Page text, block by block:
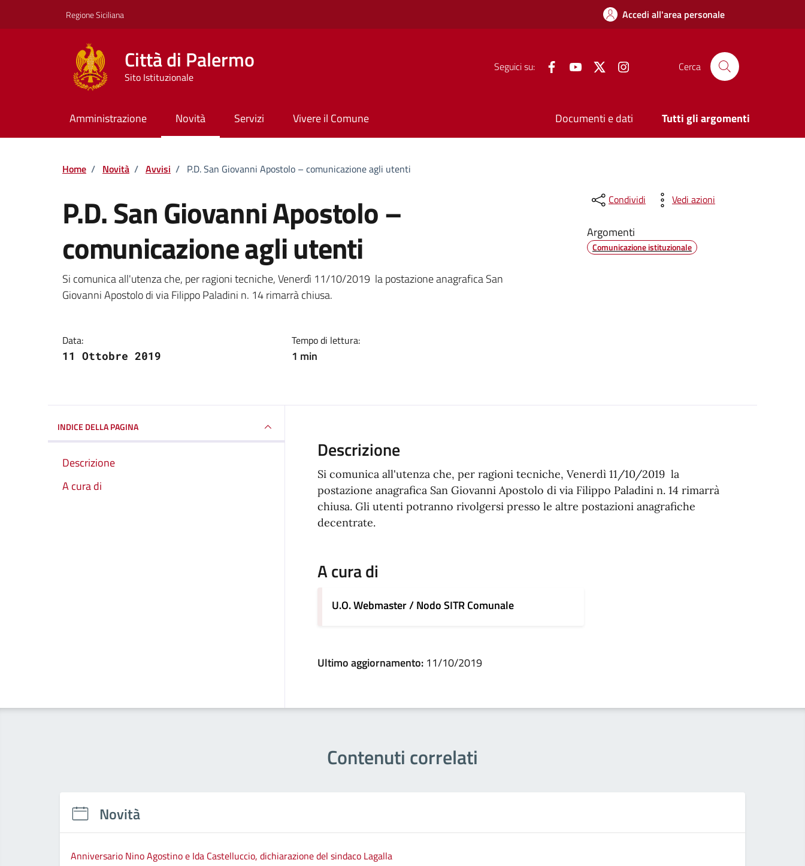
Regione Siciliana Accedi all'area personale
Città di Palermo
Sito Istituzionale
Seguici su: FacebookYouTube Twitter Cerca
Amministrazione Novità Servizi Vivere il Comune Documenti e dati Tutti gli argomenti
Home / Novità / Avvisi / P.D. San Giovanni Apostolo – comunicazione agli utenti
P.D. San Giovanni Apostolo –
comunicazione agli utenti
Dettagli della notizia
Si comunica all'utenza che, per ragioni tecniche, Venerdì 11/10/2019 la postazione anagrafica San
Giovanni Apostolo di via Filippo Paladini n. 14 rimarrà chiusa.
Data:
11 Ottobre 2019
Tempo di lettura:
1 min
Condividi Vedi azioni
Argomenti
Comunicazione istituzionale
INDICE DELLA PAGINA
Descrizione
A cura di
Descrizione
Si comunica all'utenza che, per ragioni tecniche, Venerdì 11/10/2019 la
postazione anagrafica San Giovanni Apostolo di via Filippo Paladini n. 14 rimarrà
chiusa. Gli utenti potranno rivolgersi presso le altre postazioni anagrafiche
decentrate.
A cura di
U.O. Webmaster / Nodo SITR Comunale
Ultimo aggiornamento: 11/10/2019
Contenuti correlati
Novità
Anniversario Nino Agostino e Ida Castelluccio, dichiarazione del sindaco Lagalla